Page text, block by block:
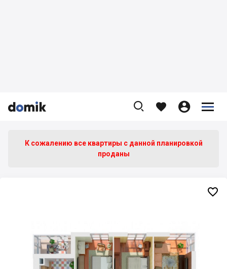


    


К сожалению все квартиры c данной планировкой
проданы
